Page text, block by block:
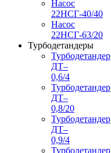
Насос
22НСГ-40/40
Насос
22НСГ-63/20
Турбодетандеры
Турбодетандер
ДТ–
0,6/4
Турбодетандер
ДТ–
0,8/20
Турбодетандер
ДТ–
0,9/4
Турбодетандер